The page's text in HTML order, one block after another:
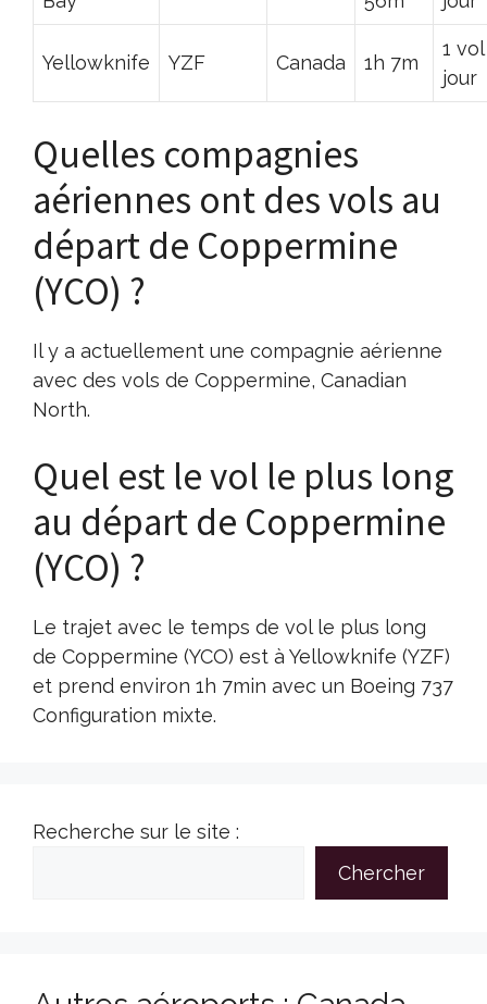
Yellowknife YZF Canada 1h 7m
1
jour
Quelles compagnies
aériennes ont des vols au
départ de Coppermine
(YCO) ?
Il y a actuellement une compagnie aérienne
avec des vols de Coppermine, Canadian
North.
Quel est le vol le plus long
au départ de Coppermine
(YCO) ?
Le trajet avec le temps de vol le plus long
de Coppermine (YCO) est à Yellowknife (YZF)
et prend environ 1h 7min avec un Boeing 737
Configuration mixte.
Recherche sur le site :
Chercher